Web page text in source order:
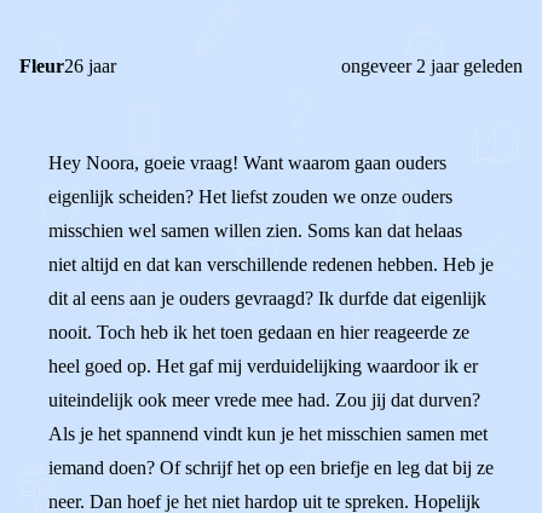
Fleur26 jaar ongeveer 2 jaar geleden
Hey Noora, goeie vraag! Want waarom gaan ouders
eigenlijk scheiden? Het liefst zouden we onze ouders
misschien wel samen willen zien. Soms kan dat helaas
niet altijd en dat kan verschillende redenen hebben. Heb je
dit al eens aan je ouders gevraagd? Ik durfde dat eigenlijk
nooit. Toch heb ik het toen gedaan en hier reageerde ze
heel goed op. Het gaf mij verduidelijking waardoor ik er
uiteindelijk ook meer vrede mee had. Zou jij dat durven?
Als je het spannend vindt kun je het misschien samen met
iemand doen? Of schrijf het op een briefje en leg dat bij ze
neer. Dan hoef je het niet hardop uit te spreken. Hopelijk